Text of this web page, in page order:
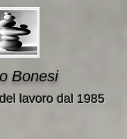
Bonesi
lavoro dal 1985